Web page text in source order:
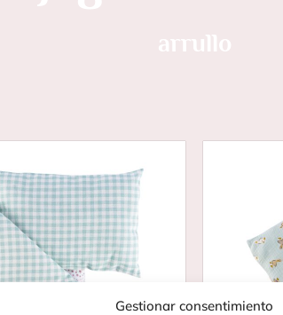
Gestionar consentimiento